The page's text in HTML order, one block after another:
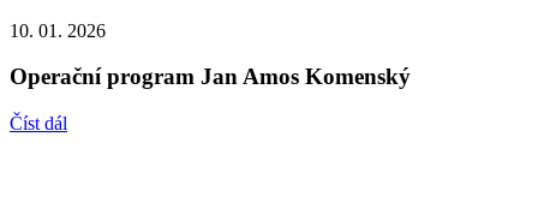
10. 01. 2026
Operační program Jan Amos Komenský
Číst dál